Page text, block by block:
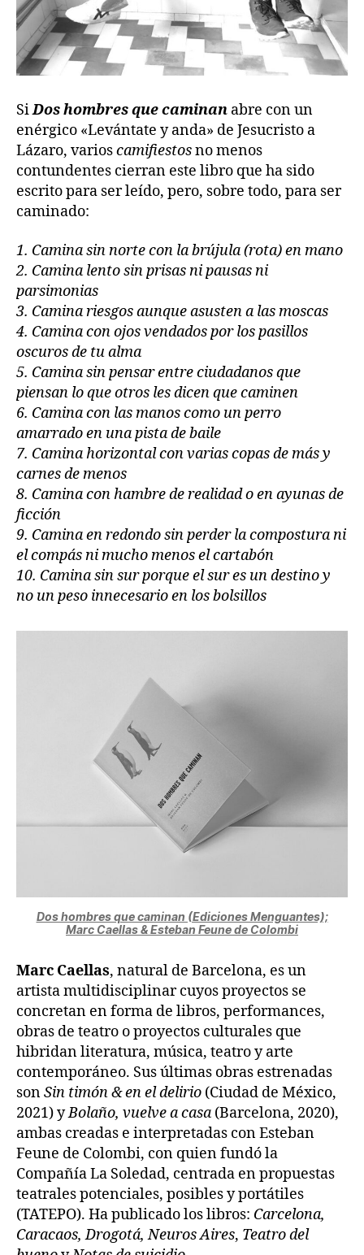
SiDos hombres que caminan abre con un
enérgico «Levántate y anda» de Jesucristo a
Lázaro, varioscamifiestosno menos
contundentes cierran este libro que ha sido
escrito para ser leído, pero, sobre todo, para ser
caminado:
1. Camina sin norte con la brújula (rota) en mano
2. Camina lento sin prisas ni pausas ni
parsimonias
3. Camina riesgos aunque asusten a las moscas
4. Camina con ojos vendados por los pasillos
oscuros de tu alma
5. Camina sin pensar entre ciudadanos que
piensan lo que otros les dicen que caminen
6. Camina con las manos como un perro
amarrado en una pista de baile
7. Camina horizontal con varias copas de más y
carnes de menos
8. Camina con hambre de realidad o en ayunas de
ficción
9. Camina en redondo sin perder la compostura ni
el compás ni mucho menos el cartabón
10. Camina sin sur porque el sur es un destino y
no un peso innecesario en los bolsillos
Dos hombres que caminan (Ediciones Menguantes);
Marc Caellas & Esteban Feune de Colombi
Marc Caellas, natural de Barcelona, es un
artista multidisciplinar cuyos proyectos se
concretan en forma de libros, performances,
obras de teatro o proyectos culturales que
hibridan literatura, música, teatro y arte
contemporáneo. Sus últimas obras estrenadas
sonSin timón & en el delirio (Ciudad de México,
2021) yBolaño, vuelve a casa (Barcelona, 2020),
ambas creadas e interpretadas con Esteban
Feune de Colombi, con quien fundó la
Compañía La Soledad, centrada en propuestas
teatrales potenciales, posibles y portátiles
(TATEPO). Ha publicado los libros: Carcelona,
Caracaos, Drogotá, Neuros Aires, Teatro del